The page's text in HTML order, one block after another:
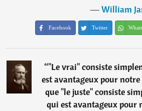
―William
Facebook Twitter
“"Le vrai" consiste
est avantageux pour notre
que "le juste" consiste
qui est avantageux pour